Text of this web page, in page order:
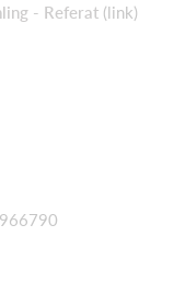
- Referat (link)